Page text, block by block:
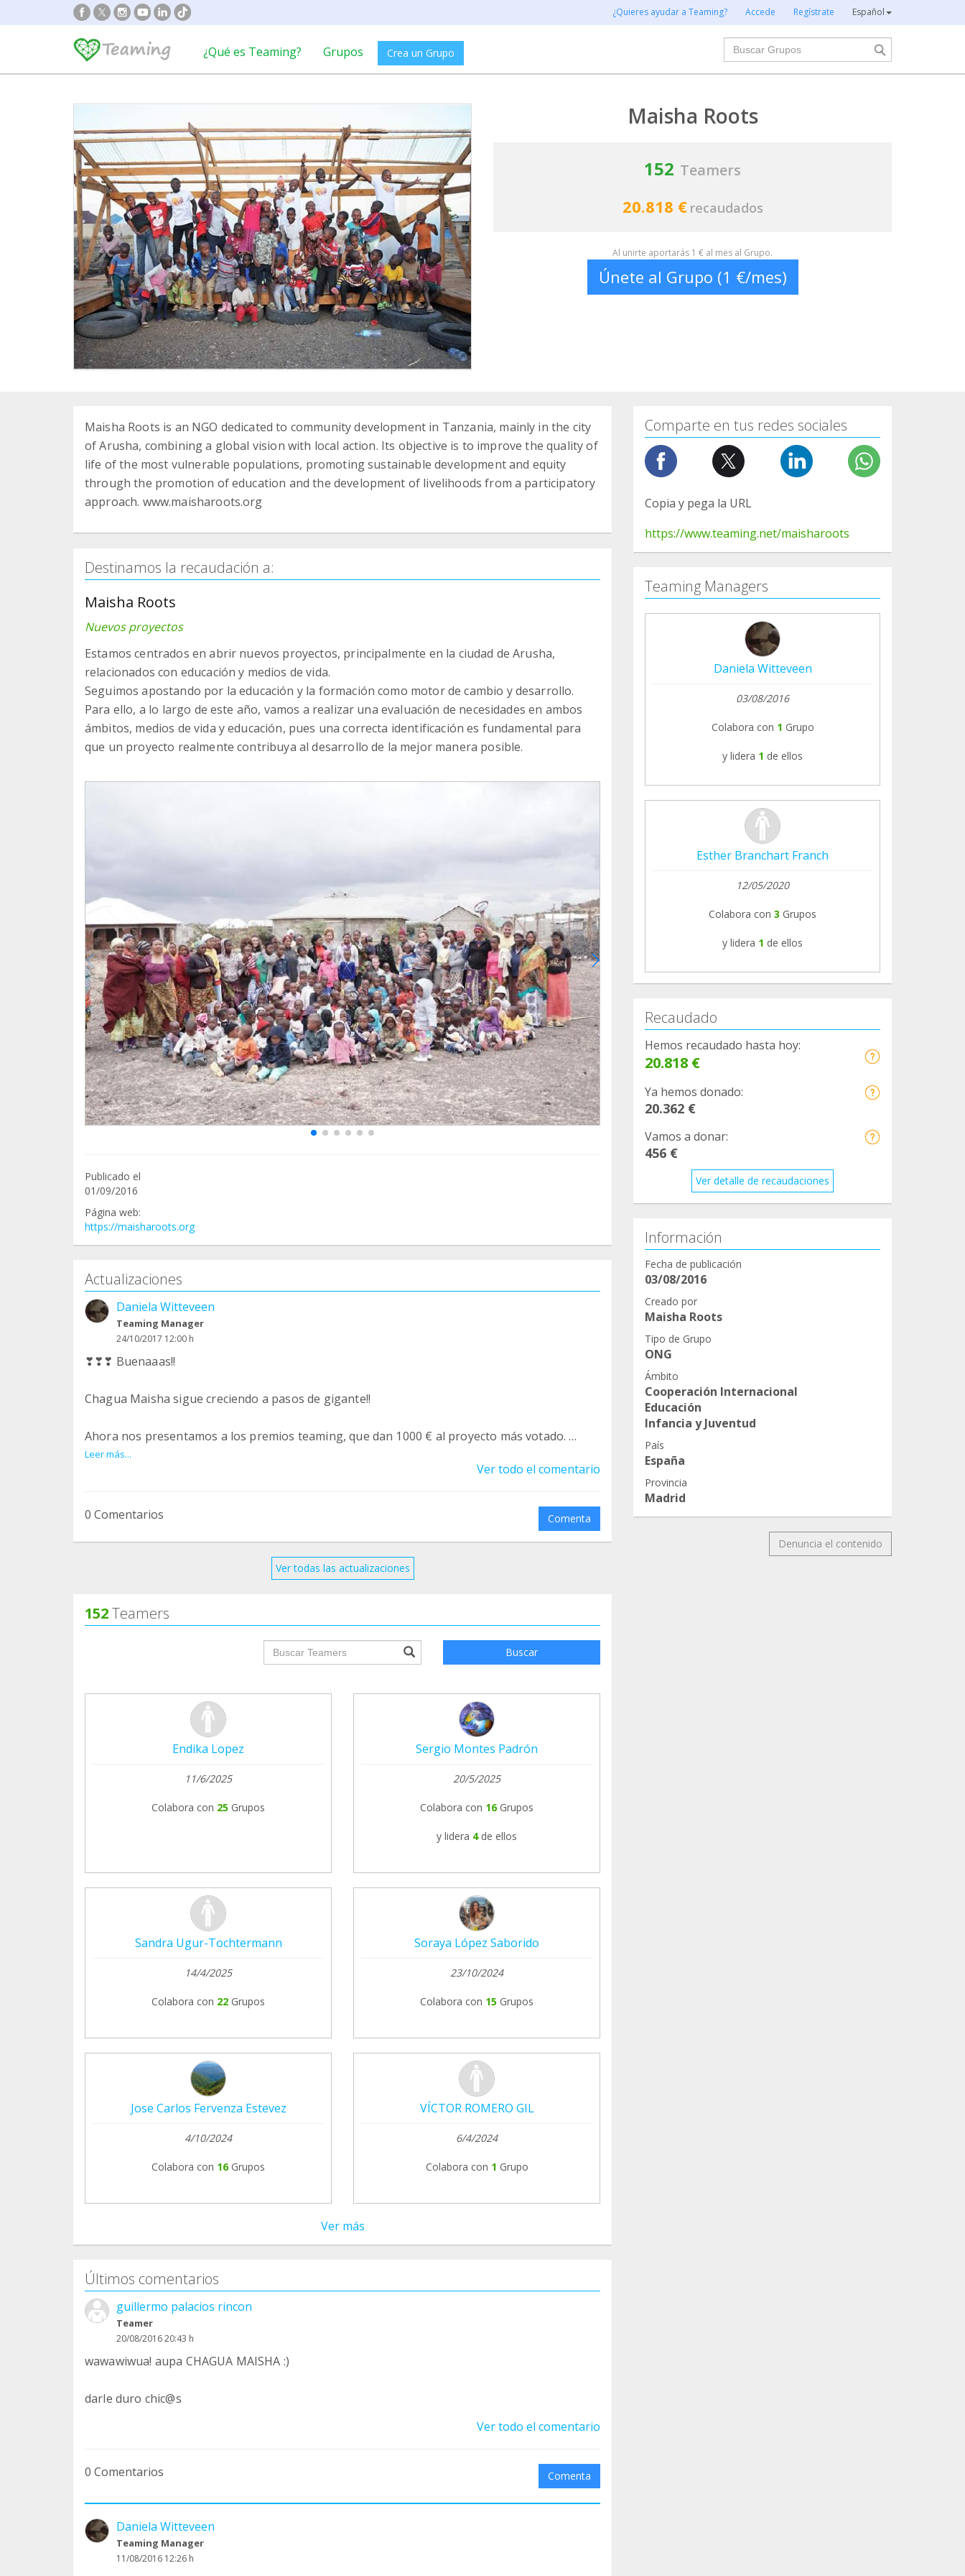
¿Quieres ayudar a Teaming? Accede Regístrate Español
¿Qué es Teaming? Grupos Crea un Grupo
Buscar
Maisha Roots
152 Teamers
20.818 € recaudados
Al unirte aportarás 1 € al mes al Grupo.
Únete al Grupo (1 €/mes)
Maisha Roots is an NGO dedicated to community development in Tanzania, mainly in the city
of Arusha, combining a global vision with local action. Its objective is to improve the quality of
life of the most vulnerable populations, promoting sustainable development and equity
through the promotion of education and the development of livelihoods from a participatory
approach. www.maisharoots.org
Destinamos la recaudación a:
Maisha Roots
Nuevos proyectos
Estamos centrados en abrir nuevos proyectos, principalmente en la ciudad de Arusha,
relacionados con educación y medios de vida.
Seguimos apostando por la educación y la formación como motor de cambio y desarrollo.
Para ello, a lo largo de este año, vamos a realizar una evaluación de necesidades en ambos
ámbitos, medios de vida y educación, pues una correcta identificación es fundamental para
que un proyecto realmente contribuya al desarrollo de la mejor manera posible.
Publicado el
01/09/2016
Página web:
https://maisharoots.org
Actualizaciones
Daniela Witteveen
Teaming Manager
24/10/2017 12:00 h
❣❣❣ Buenaaas!!
Chagua Maisha sigue creciendo a pasos de gigante!!
Ahora nos presentamos a los premios teaming, que dan 1000 € al proyecto más votado.
Con un sólo click tú puedes ayudarnos a conseguirlo y no te llevará más de un minuto.
https://premios.teaming.net/chaguamaisha
Leer más...
Ver todo el comentario
0 Comentarios Comenta
Ver todas las actualizaciones
152Teamers
groupProfile.searchForm.search.text??? Buscar
Endika Lopez
11/6/2025
Colabora con 25 Grupos
Sergio Montes Padrón
20/5/2025
Colabora con 16 Grupos
y lidera 4 de ellos
Sandra Ugur-Tochtermann
14/4/2025
Colabora con 22 Grupos
Soraya López Saborido
23/10/2024
Colabora con 15 Grupos
Jose Carlos Fervenza Estevez
4/10/2024
Colabora con 16 Grupos
VÍCTOR ROMERO GIL
6/4/2024
Colabora con 1 Grupo
Ver más
Últimos comentarios
guillermo palacios rincon
Teamer
20/08/2016 20:43 h
wawawiwua! aupa CHAGUA MAISHA :)
darle duro chic@s
Ver todo el comentario
0 Comentarios Comenta
Daniela Witteveen
Teaming Manager
11/08/2016 12:26 h
Comparte en tus redes sociales
Copia y pega la URL
https://www.teaming.net/maisharoots
Teaming Managers
Daniela Witteveen
03/08/2016
Colabora con 1 Grupo
y lidera 1 de ellos
Esther Branchart Franch
12/05/2020
Colabora con 3 Grupos
y lidera 1 de ellos
Recaudado
Hemos recaudado hasta hoy:
20.818 €
Ya hemos donado:
20.362 €
Vamos a donar:
456 €
Ver detalle de recaudaciones
Información
Fecha de publicación
03/08/2016
Creado por
Maisha Roots
Tipo de Grupo
ONG
Ámbito
Cooperación Internacional
Educación
Infancia y Juventud
País
España
Provincia
Madrid
Denuncia el contenido